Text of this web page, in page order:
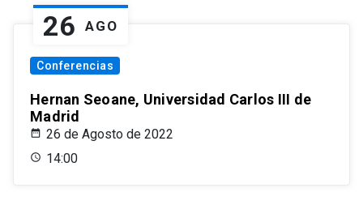
26 AGO
Conferencias
Hernan Seoane, Universidad Carlos III de
Madrid
26 de Agosto de 2022
14:00